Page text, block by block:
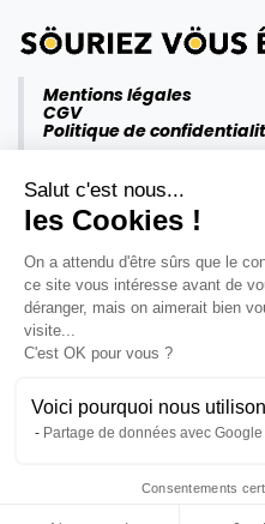
Salut c'est nous...
les Cookies !
On a attendu d'être sûrs que le
ce site vous intéresse avant de
déranger, mais on aimerait bien
visite...
C'est OK pour vous ?
Voici pourquoi nous
Partage de données avec Google
Consentements
Mentions légales
CGV
Politique de